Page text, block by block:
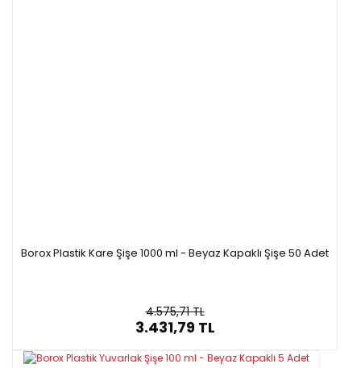
Borox Plastik Kare Şişe 1000 ml - Beyaz Kapaklı Şişe 50 Adet
4.575,71 TL
3.431,79 TL